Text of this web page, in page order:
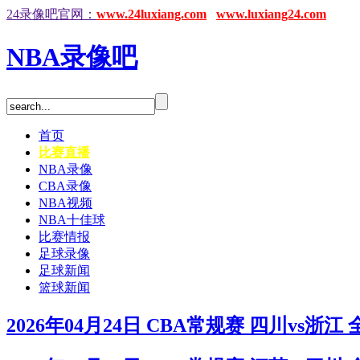
24录像吧官网： www.24luxiang.com www.luxiang24.com
NBA录像吧
首页
比赛直播
NBA录像
CBA录像
NBA视频
NBA十佳球
比赛情报
足球录像
足球新闻
篮球新闻
2026年04月24日 CBA常规赛 四川vs浙江